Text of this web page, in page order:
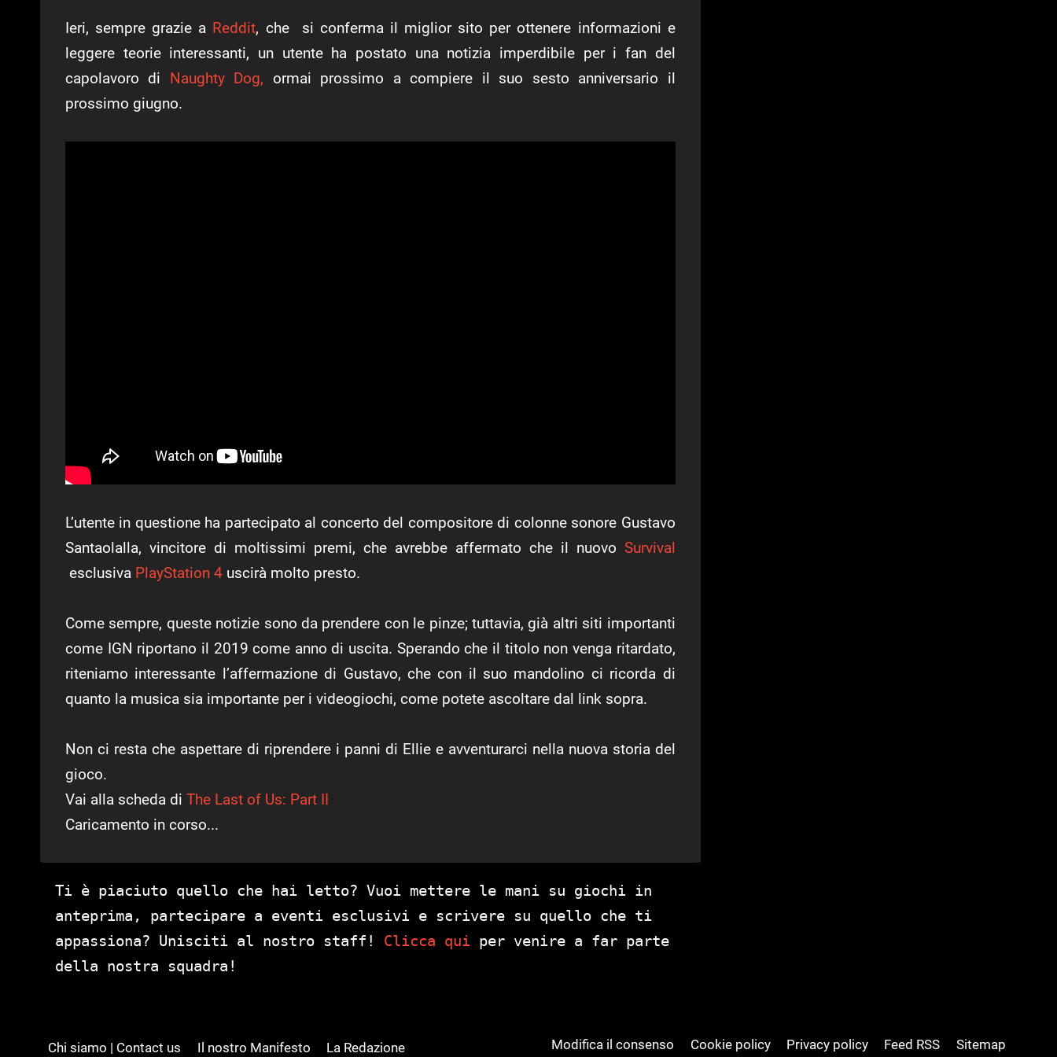
Ieri, sempre grazie a Reddit, che si conferma il miglior sito per ottenere informazioni e
leggere teorie interessanti, un utente ha postato una notizia imperdibile per i fan del
capolavoro di Naughty Dog, ormai prossimo a compiere il suo sesto anniversario il
prossimo giugno.
L’utente in questione ha partecipato al concerto del compositore di colonne sonore Gustavo
Santaolalla, vincitore di moltissimi premi, che avrebbe affermato che il nuovo Survival
esclusiva PlayStation 4 uscirà molto presto.
Come sempre, queste notizie sono da prendere con le pinze; tuttavia, già altri siti importanti
come IGN riportano il 2019 come anno di uscita. Sperando che il titolo non venga ritardato,
riteniamo interessante l’affermazione di Gustavo, che con il suo mandolino ci ricorda di
quanto la musica sia importante per i videogiochi, come potete ascoltare dal link sopra.
Non ci resta che aspettare di riprendere i panni di Ellie e avventurarci nella nuova storia del
gioco.
Vai alla scheda di The Last of Us: Part II
Caricamento in corso...
Ti è piaciuto quello che hai letto? Vuoi mettere le mani su giochi in
anteprima, partecipare a eventi esclusivi e scrivere su quello che ti
appassiona? Unisciti al nostro staff! Clicca qui per venire a far parte
della nostra squadra!
Chi siamo | Contact us Il nostro Manifesto La Redazione Modifica il consenso Cookie policy Privacy policy Feed RSS Sitemap